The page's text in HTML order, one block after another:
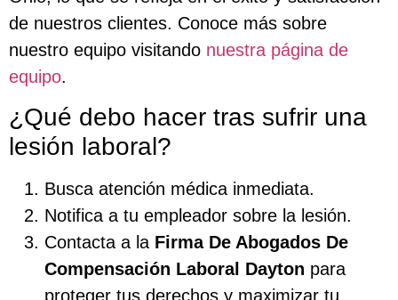
de nuestros clientes. Conoce más sobre
nuestro equipo visitando nuestra página de
equipo.
¿Qué debo hacer tras sufrir una
lesión laboral?
Busca atención médica inmediata.
Notifica a tu empleador sobre la lesión.
Contacta a la Firma De Abogados De
Compensación Laboral Dayton para
proteger tus derechos y maximizar tu